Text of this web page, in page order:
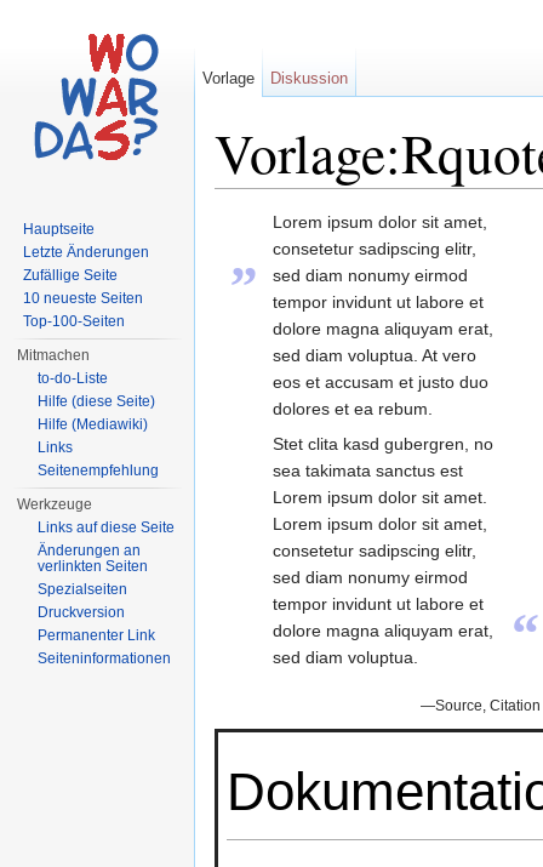
„
Lorem ipsum dolor sit amet,
consetetur sadipscing elitr,
sed diam nonumy eirmod
tempor invidunt ut labore et
dolore magna aliquyam erat,
sed diam voluptua. At vero
eos et accusam et justo duo
dolores et ea rebum.
Stet clita kasd gubergren, no
sea takimata sanctus est
Lorem ipsum dolor sit amet.
Lorem ipsum dolor sit amet,
consetetur sadipscing elitr,
sed diam nonumy eirmod
tempor invidunt ut labore et
dolore magna aliquyam erat,
sed diam voluptua.
“
—Source, Citation
Vorlage Diskussion
Hauptseite
Letzte Änderungen
Zufällige Seite
10 neueste Seiten
Top-100-Seiten
Mitmachen
to-do-Liste
Hilfe (diese Seite)
Hilfe (Mediawiki)
Links
Seitenempfehlung
Werkzeuge
Links auf diese Seite
Änderungen an
verlinkten Seiten
Spezialseiten
Druckversion
Permanenter Link
Seiteninformationen